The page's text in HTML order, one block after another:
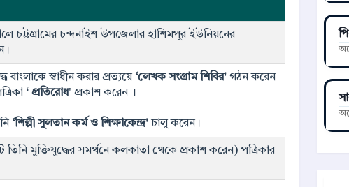
চন্দনাইশ উপজেলার হাশিমপুর ইউনিয়নের
বাংলাকে স্বাধীন করার প্রত্যয়ে ‘লেখক সংগ্রাম শিবির' গঠন করেন
‘ প্রতিরোধ' প্রকাশ করেন ।
‘শিল্পী সুলতান কর্ম ও শিক্ষাকেন্দ্র' চালু করেন।
তিনি মুক্তিযুদ্ধের সমর্থনে কলকাতা থেকে প্রকাশ করেন) পত্রিকার